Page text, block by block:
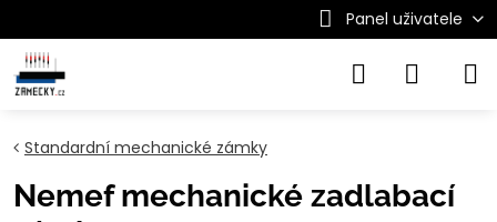
Panel uživatele
Standardní mechanické zámky
Nemef mechanické zadlabací